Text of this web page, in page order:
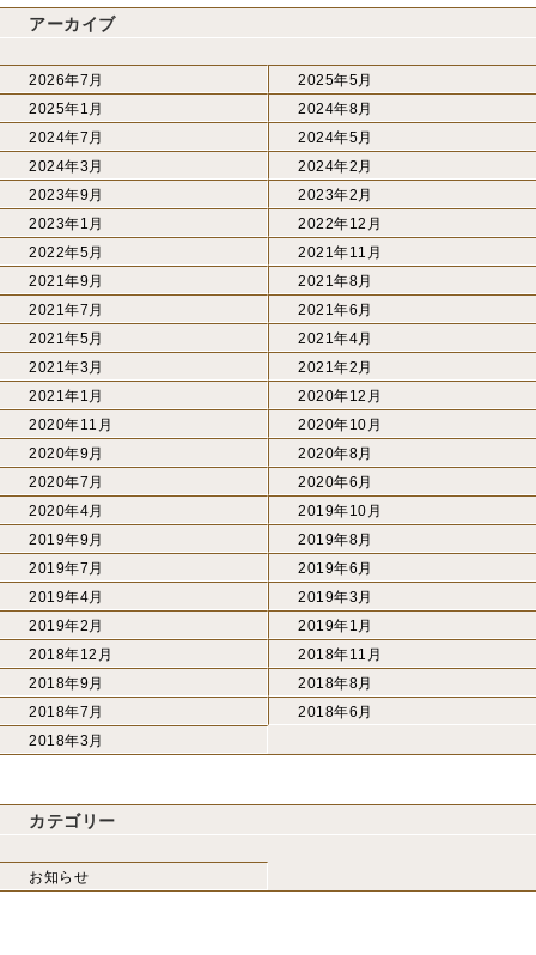
アーカイブ
2026年7月
2025年5月
2025年1月
2024年8月
2024年7月
2024年5月
2024年3月
2024年2月
2023年9月
2023年2月
2023年1月
2022年12月
2022年5月
2021年11月
2021年9月
2021年8月
2021年7月
2021年6月
2021年5月
2021年4月
2021年3月
2021年2月
2021年1月
2020年12月
2020年11月
2020年10月
2020年9月
2020年8月
2020年7月
2020年6月
2020年4月
2019年10月
2019年9月
2019年8月
2019年7月
2019年6月
2019年4月
2019年3月
2019年2月
2019年1月
2018年12月
2018年11月
2018年9月
2018年8月
2018年7月
2018年6月
2018年3月
カテゴリー
お知らせ